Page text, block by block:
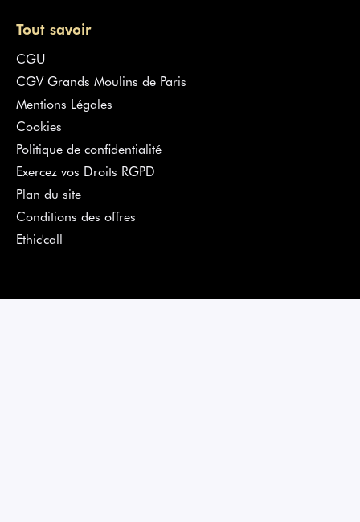
Tout savoir
CGU
CGV Grands Moulins de Paris
Mentions Légales
Cookies
Politique de confidentialité
Exercez vos Droits RGPD
Plan du site
Conditions des offres
Ethic'call